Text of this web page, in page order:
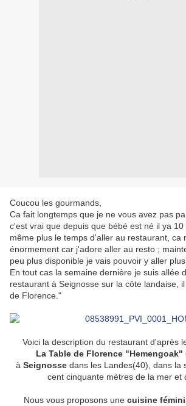
Coucou les gourmands,
Ca fait longtemps que je ne vous avez pas
c'est vrai que depuis que bébé est né il ya
même plus le temps d'aller au restaurant, ca
énormement car j'adore aller au resto ;
peu plus disponible je vais pouvoir y aller
En tout cas la semaine dernière je suis allée
restaurant à Seignosse sur la côte landaise,
de Florence."
Voici la description du restaurant d'après
La Table de Florence "Hemengoak"
à Seignosse dans les Landes(40), dans la
cent cinquante mètres de la mer et
Nous vous proposons unecuisine